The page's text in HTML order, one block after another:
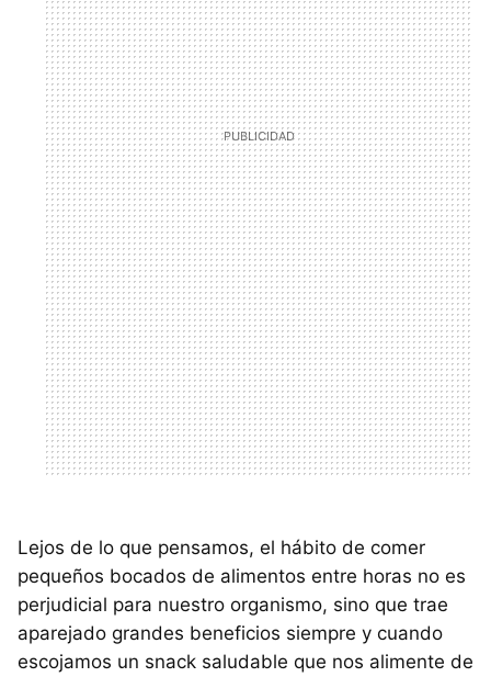
Lejos de lo que pensamos, el hábito de comer
pequeños bocados de alimentos entre horas no es
perjudicial para nuestro organismo, sino que trae
aparejado grandes beneficios siempre y cuando
escojamos un snack saludable que nos alimente de